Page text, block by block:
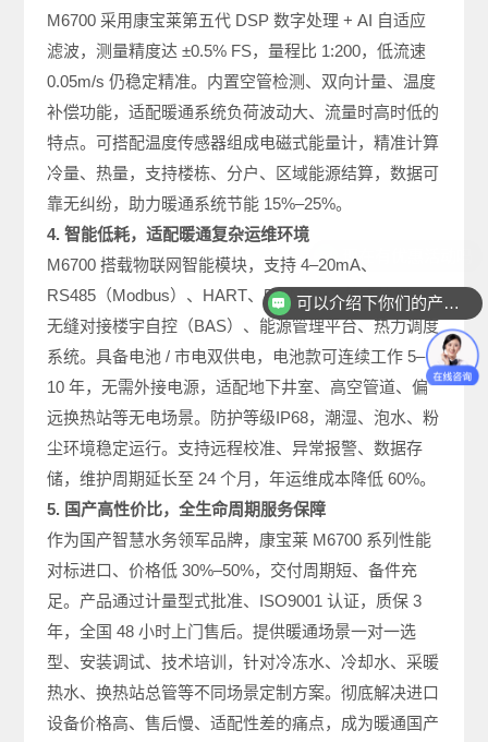
M6700 采用康宝莱第五代 DSP 数字处理 + AI 自适应
滤波，测量精度达 ±0.5% FS，量程比 1:200，低流速
0.05m/s 仍稳定精准。内置空管检测、双向计量、温度
补偿功能，适配暖通系统负荷波动大、流量时高时低的
特点。可搭配温度传感器组成电磁式能量计，精准计算
冷量、热量，支持楼栋、分户、区域能源结算，数据可
靠无纠纷，助力暖通系统节能 15%–25%。
4. 智能低耗，适配暖通复杂运维环境
M6700 搭载物联网智能模块，支持 4–20mA、
RS485（Modbus）、HART、5G/NB-IoT 等多协议，
无缝对接楼宇自控（BAS）、能源管理平台、热力调度
系统。具备电池 / 市电双供电，电池款可连续工作 5–
10 年，无需外接电源，适配地下井室、高空管道、偏
远换热站等无电场景。防护等级IP68，潮湿、泡水、粉
尘环境稳定运行。支持远程校准、异常报警、数据存
储，维护周期延长至 24 个月，年运维成本降低 60%。
5. 国产高性价比，全生命周期服务保障
作为国产智慧水务领军品牌，康宝莱 M6700 系列性能
对标进口、价格低 30%–50%，交付周期短、备件充
足。产品通过计量型式批准、ISO9001 认证，质保 3
年，全国 48 小时上门售后。提供暖通场景一对一选
型、安装调试、技术培训，针对冷冻水、冷却水、采暖
热水、换热站总管等不同场景定制方案。彻底解决进口
设备价格高、售后慢、适配性差的痛点，成为暖通国产
可以介绍下你们的产品么